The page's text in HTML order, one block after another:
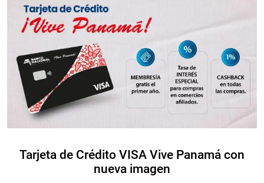
Tarjeta de Crédito VISA Vive Panamá con
nueva imagen